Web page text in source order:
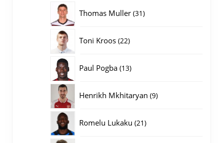
Thomas Muller 3131
Toni Kroos 2222
Paul Pogba 1313
Henrikh Mkhitaryan 99
Romelu Lukaku 2121